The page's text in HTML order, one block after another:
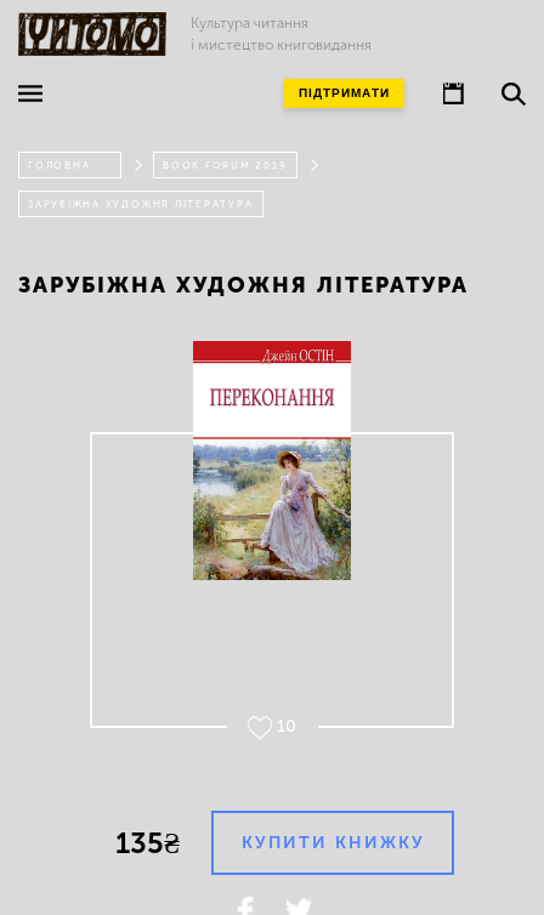
Культура читання
і мистецтво книговидання
ПІДТРИМАТИ
ГОЛОВНА BOOK FORUM 2019
ЗАРУБІЖНА ХУДОЖНЯ ЛІТЕРАТУРА
ЗАРУБІЖНА ХУДОЖНЯ ЛІТЕРАТУРА
10
135₴ КУПИТИ КНИЖКУ